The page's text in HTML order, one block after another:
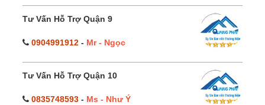
Tư Vấn Hỗ Trợ Quận 9
0904991912 - Mr - Ngọc
Tư Vấn Hỗ Trợ Quận 10
0835748593 - Ms - Như Ý